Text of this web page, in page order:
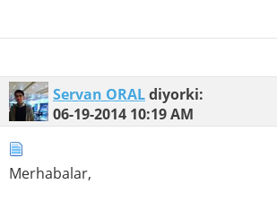
Servan ORALdiyorki:
06-19-2014 10:19 AM
Merhabalar,